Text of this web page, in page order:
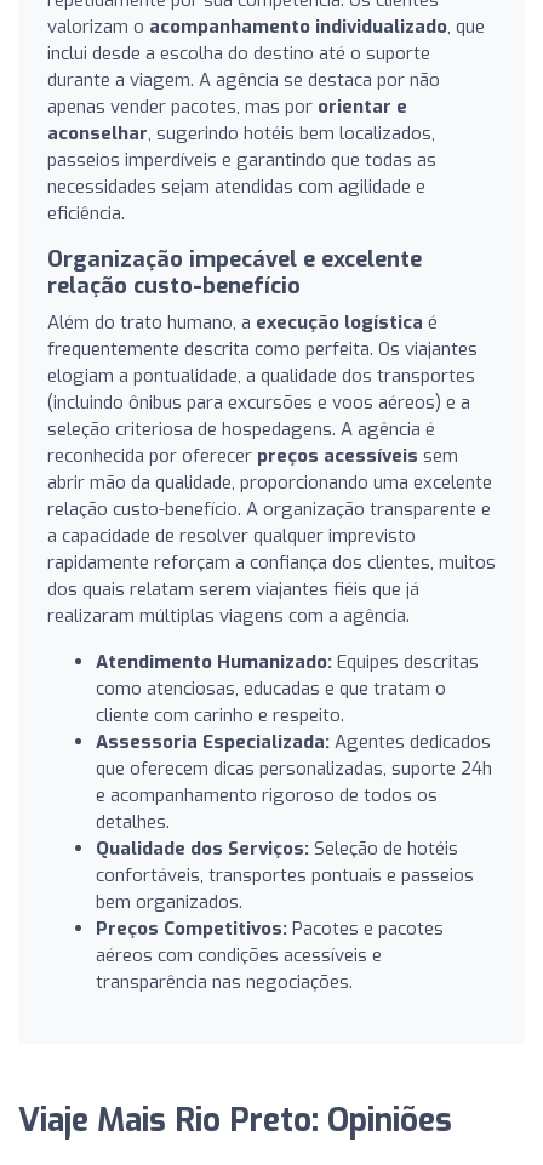
valorizam o acompanhamento individualizado, que
inclui desde a escolha do destino até o suporte
durante a viagem. A agência se destaca por não
apenas vender pacotes, mas por orientar e
aconselhar, sugerindo hotéis bem localizados,
passeios imperdíveis e garantindo que todas as
necessidades sejam atendidas com agilidade e
eficiência.
Organização impecável e excelente
relação custo-benefício
Além do trato humano, a execução logística é
frequentemente descrita como perfeita. Os viajantes
elogiam a pontualidade, a qualidade dos transportes
(incluindo ônibus para excursões e voos aéreos) e a
seleção criteriosa de hospedagens. A agência é
reconhecida por oferecer preços acessíveis sem
abrir mão da qualidade, proporcionando uma excelente
relação custo-benefício. A organização transparente e
a capacidade de resolver qualquer imprevisto
rapidamente reforçam a confiança dos clientes, muitos
dos quais relatam serem viajantes fiéis que já
realizaram múltiplas viagens com a agência.
Atendimento Humanizado: Equipes descritas
como atenciosas, educadas e que tratam o
cliente com carinho e respeito.
Assessoria Especializada: Agentes dedicados
que oferecem dicas personalizadas, suporte 24h
e acompanhamento rigoroso de todos os
detalhes.
Qualidade dos Serviços: Seleção de hotéis
confortáveis, transportes pontuais e passeios
bem organizados.
Preços Competitivos: Pacotes e pacotes
aéreos com condições acessíveis e
transparência nas negociações.
Viaje Mais Rio Preto: Opiniões